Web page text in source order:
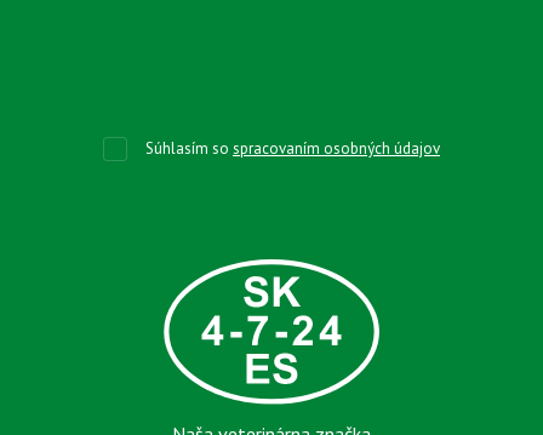
Súhlasím sospracovaním osobných údajov